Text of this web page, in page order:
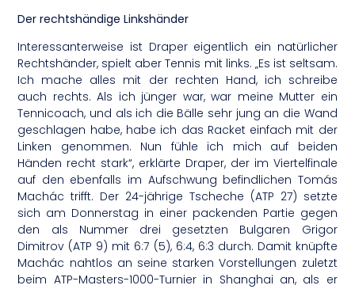
Der rechtshändige Linkshänder
Interessanterweise ist Draper eigentlich ein natürlicher
Rechtshänder, spielt aber Tennis mit links. „Es ist seltsam.
Ich mache alles mit der rechten Hand, ich schreibe
auch rechts. Als ich jünger war, war meine Mutter ein
Tennicoach, und als ich die Bälle sehr jung an die Wand
geschlagen habe, habe ich das Racket einfach mit der
Linken genommen. Nun fühle ich mich auf beiden
Händen recht stark“, erklärte Draper, der im Viertelfinale
auf den ebenfalls im Aufschwung befindlichen Tomás
Machác trifft. Der 24-jährige Tscheche (ATP 27) setzte
sich am Donnerstag in einer packenden Partie gegen
den als Nummer drei gesetzten Bulgaren Grigor
Dimitrov (ATP 9) mit 6:7 (5), 6:4, 6:3 durch. Damit knüpfte
Machác nahtlos an seine starken Vorstellungen zuletzt
beim ATP-Masters-1000-Turnier in Shanghai an, als er